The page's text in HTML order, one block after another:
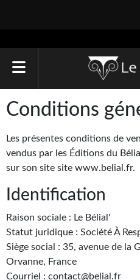
ACCUEIL
Le Bélial'
Archive du Futur
Parallaxe
Quarante-Deux
Conditions
Les présentes conditions de
vendus par les Éditions du
sur son site site www.belial.fr.
Identification
Raison sociale : Le Bélial'
Statut juridique : Société À
Siège social : 35, avenue de la
Orvanne, France
Courriel : contact@belial.fr